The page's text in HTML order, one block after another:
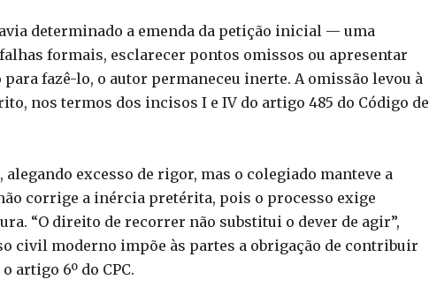
determinado a emenda da petição inicial — uma
formais, esclarecer pontos omissos ou apresentar
fazê-lo, o autor permaneceu inerte. A omissão levou à
nos termos dos incisos I e IV do artigo 485 do Código de
excesso de rigor, mas o colegiado manteve a
corrige a inércia pretérita, pois o processo exige
“O direito de recorrer não substitui o dever de agir”,
civil moderno impõe às partes a obrigação de contribuir
artigo 6º do CPC.